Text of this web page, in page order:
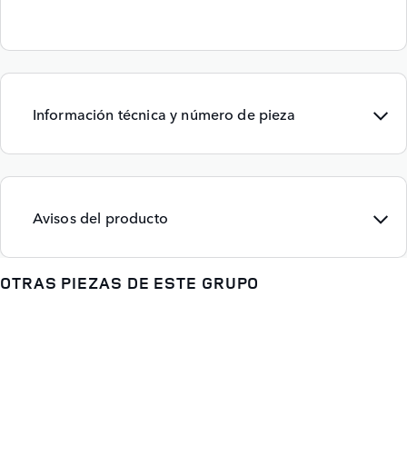
Información técnica y número de pieza
Avisos del producto
OTRAS PIEZAS DE ESTE GRUPO